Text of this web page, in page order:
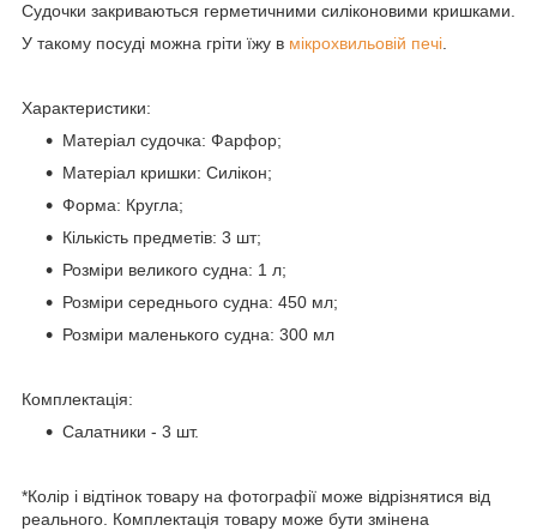
Судочки закриваються герметичними силіконовими кришками.
У такому посуді можна гріти їжу в мікрохвильовій печі.
Характеристики:
Матеріал судочка: Фарфор;
Матеріал кришки: Силікон;
Форма: Кругла;
Кількість предметів: 3 шт;
Розміри великого судна: 1 л;
Розміри середнього судна: 450 мл;
Розміри маленького судна: 300 мл
Комплектація:
Салатники - 3 шт.
*Колір і відтінок товару на фотографії може відрізнятися від
реального. Комплектація товару може бути змінена